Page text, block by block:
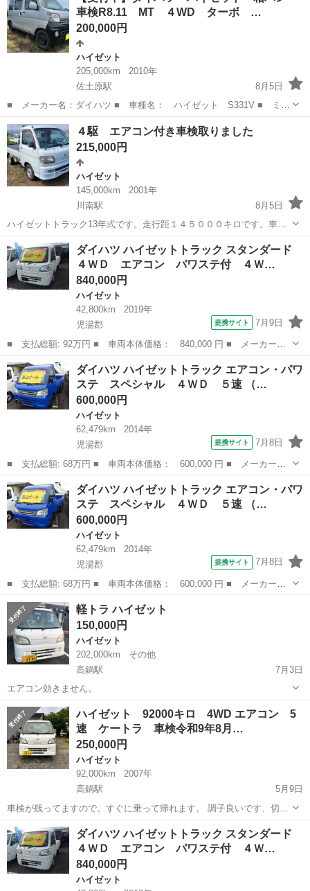
車検R8.11 MT ４WD ターボ …
200,000円
ハイゼット
205,000km
2010年
佐土原駅
8月5日
■ メーカー名：ダイハツ ■ 車種名： ハイゼット S331V ■ ミッ
ション： MT ４WD ■ 修復歴有無： なし ■ 年式（年）： 平成
22年 ■ 走行距離： 205000km(使用中の為増えます) ■ ...
宮崎 児湯郡 佐土原駅 ハイゼット 箱バン
４駆 エアコン付き車検取りました
215,000円
ハイゼット
145,000km
2001年
川南駅
8月5日
ハイゼットトラック13年式です。走行距１４５０００キロです。車検
は令和10年７月まで。 取引成立前後に関わらず値引き交渉は受付しま
せんのでご了承下さい。 日本語のわからない外国の方や取引上信用の
置けない方には売却致しません。...
宮崎 児湯郡 川南駅 ハイゼット トラック
ダイハツ ハイゼットトラック スタンダード
４ＷＤ エアコン パワステ付 ４Ｗ…
840,000円
ハイゼット
42,800km
2019年
児湯郡
提携サイト 7月9日
■ 支払総額: 92万円 ■ 車両本体価格： 840,000 円 ■ メーカー
名： ダイハツ ■ 車種名： ハイゼットトラック ■ グレード
名： スタンダード ４ＷＤ エアコン パワステ付 ４ＷＤ ■ 排
気量： 660cc...
宮崎 児湯郡 ハイゼット
ダイハツ ハイゼットトラック エアコン・パワ
ステ スペシャル ４ＷＤ ５速 （…
600,000円
ハイゼット
62,479km
2014年
児湯郡
提携サイト 7月8日
■ 支払総額: 68万円 ■ 車両本体価格： 600,000 円 ■ メーカー
名： ダイハツ ■ 車種名： ハイゼットトラック ■ グレード
名： エアコン・パワステ スペシャル ４ＷＤ ５速 ■ 排気
量： 660cc ■ ...
宮崎 児湯郡 ハイゼット
ダイハツ ハイゼットトラック エアコン・パワ
ステ スペシャル ４ＷＤ ５速 （…
600,000円
ハイゼット
62,479km
2014年
児湯郡
提携サイト 7月8日
■ 支払総額: 68万円 ■ 車両本体価格： 600,000 円 ■ メーカー
名： ダイハツ ■ 車種名： ハイゼットトラック ■ グレード
名： エアコン・パワステ スペシャル ４ＷＤ ５速 ■ 排気
量： 660cc ■ ...
宮崎 児湯郡 ハイゼット
軽トラ ハイゼット
150,000円
ハイゼット
202,000km
その他
高鍋駅
7月3日
エアコン効きません。
宮崎 児湯郡 高鍋駅 ハイゼット
ハイゼット 92000キロ 4WD エアコン 5
速 ケートラ 車検令和9年8月…
250,000円
ハイゼット
92,000km
2007年
高鍋駅
5月9日
車検が残ってますので。すぐに乗って帰れます。 調子良いです、切り
替え4WDです。 17年式、タイミングベルト交換済みです。 オーディ
オとタイヤ交換はおすすめです！ 名義変更は、住民票をいただければ
宮崎県内は可能です！ 高鍋町...
宮崎 児湯郡 高鍋駅 ハイゼット トラック
ダイハツ ハイゼットトラック スタンダード
４ＷＤ エアコン パワステ付 ４Ｗ…
840,000円
ハイゼット